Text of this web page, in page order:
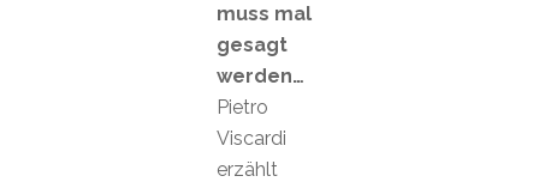
muss mal
gesagt
werden…
Pietro
Viscardi
erzählt